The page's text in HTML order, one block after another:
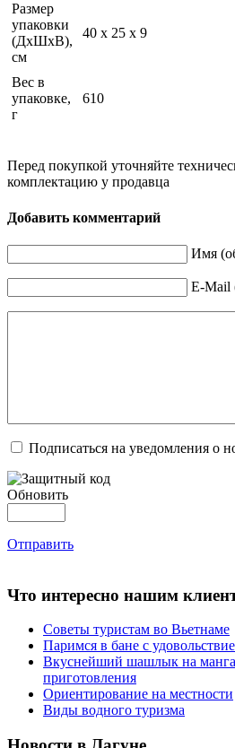
Размер
упаковки
(ДхШхВ),
см
40 x 25 x 9
Вес в
упаковке,
г
610
Перед покупкой уточняйте
комплектацию у продавца
Добавить комментарий
Имя
E-Mail
Подписаться на уведомления о
Обновить
Отправить
Что интересно нашим
Советы туристам во Вьетнаме
Паримся в бане с
Вкуснейший шашлык на
приготовления
Ориентирование на местности
Виды водного туризма